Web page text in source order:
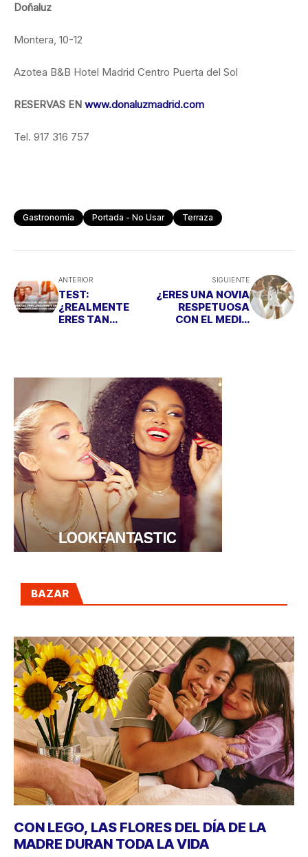
Doñaluz
Montera, 10-12
Azotea B&B Hotel Madrid Centro Puerta del Sol
RESERVAS EN www.donaluzmadrid.com
Tel. 917 316 757
Gastronomía Portada - No Usar Terraza
ANTERIOR
TEST:
¿REALMENTE
ERES TAN
SIGUIENTE
¿ERES UNA NOVIA
RESPETUOSA
CON EL MEDIO
BAZAR
CON LEGO, LAS FLORES DEL DÍA DE LA
MADRE DURAN TODA LA VIDA